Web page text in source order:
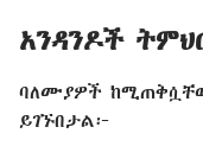
አንዳንዶች
ባለሙያዎች
ይገኙበታል፦